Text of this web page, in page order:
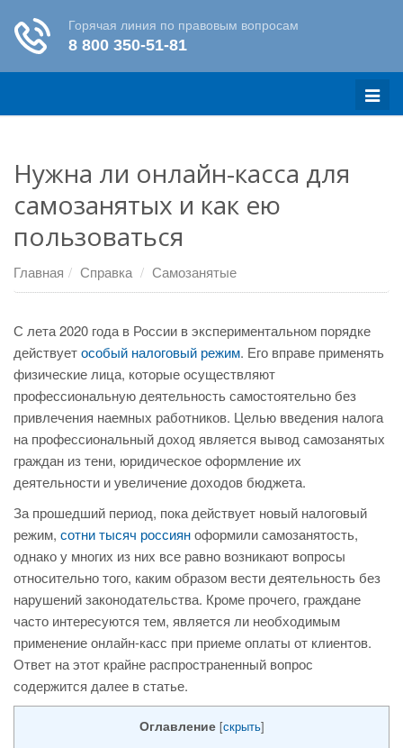
Меню
Нужна ли онлайн-касса для
самозанятых и как ею
пользоваться
Главная Справка Самозанятые
С лета 2020 года в России в экспериментальном порядке
действуетособый налоговый режим. Его вправе применять
физические лица, которые осуществляют
профессиональную деятельность самостоятельно без
привлечения наемных работников. Целью введения налога
на профессиональный доход является вывод самозанятых
граждан из тени, юридическое оформление их
деятельности и увеличение доходов бюджета.
За прошедший период, пока действует новый налоговый
режим, сотни тысяч россияноформили самозанятость,
однако у многих из них все равно возникают вопросы
относительно того, каким образом вести деятельность без
нарушений законодательства. Кроме прочего, граждане
часто интересуются тем, является ли необходимым
применение онлайн-касс при приеме оплаты от клиентов.
Ответ на этот крайне распространенный вопрос
содержится далее в статье.
Оглавление [скрыть]